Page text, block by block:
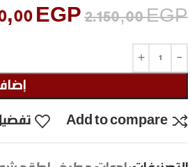
2.150,00EGP
EGP
Add to compare